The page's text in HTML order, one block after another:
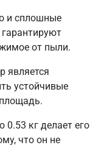
и сплошные
от пыли.
является
устойчивые
0.53 кг делает его
что он не